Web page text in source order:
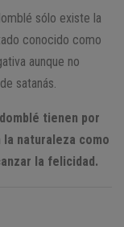
sólo existe la
conocido como
aunque no
satanás.
tienen por
naturaleza como
la felicidad.